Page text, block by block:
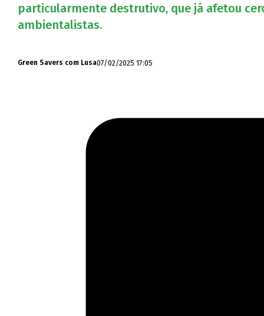
particularmente destrutivo, que já afetou
ambientalistas.
Green Savers com Lusa07/02/2025 17:05